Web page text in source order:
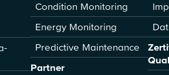
Condition Monitoring
Energy Monitoring
Predictive Maintenance
Partner